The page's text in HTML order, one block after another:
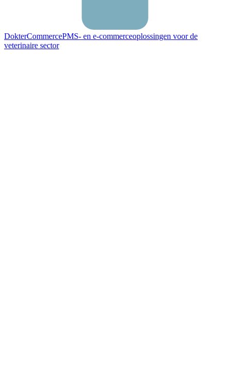
DokterCommercePMS- en e-commerceoplossingen voor de
veterinaire sector